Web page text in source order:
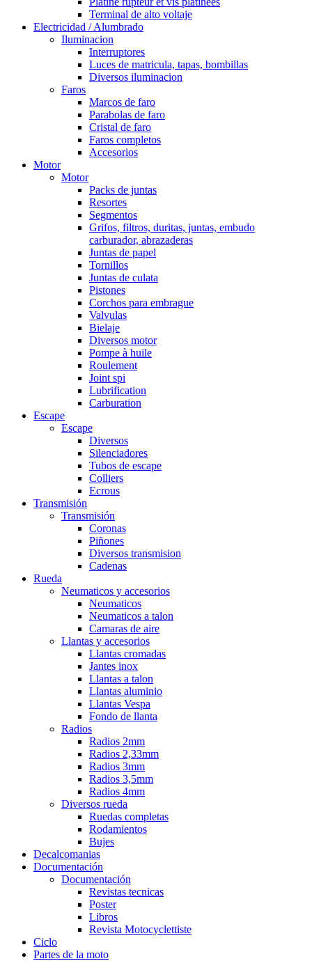
Terminal de alto voltaje
Electricidad / Alumbrado
Iluminacion
Interruptores
Luces de matricula, tapas, bombillas
Diversos iluminacion
Faros
Marcos de faro
Parabolas de faro
Cristal de faro
Faros completos
Accesorios
Motor
Motor
Packs de juntas
Resortes
Segmentos
Grifos, filtros, duritas, juntas, embudo
carburador, abrazaderas
Juntas de papel
Tornillos
Juntas de culata
Pistones
Corchos para embrague
Valvulas
Bielaje
Diversos motor
Pompe à huile
Roulement
Joint spi
Lubrification
Carburation
Escape
Escape
Diversos
Silenciadores
Tubos de escape
Colliers
Ecrous
Transmisión
Transmisión
Coronas
Piñones
Diversos transmision
Cadenas
Rueda
Neumaticos y accesorios
Neumaticos
Neumaticos a talon
Camaras de aire
Llantas y accesorios
Llantas cromadas
Jantes inox
Llantas a talon
Llantas aluminio
Llantas Vespa
Fondo de llanta
Radios
Radios 2mm
Radios 2,33mm
Radios 3mm
Radios 3,5mm
Radios 4mm
Diversos rueda
Ruedas completas
Rodamientos
Bujes
Decalcomanias
Documentación
Documentación
Revistas tecnicas
Poster
Libros
Revista Motocyclettiste
Ciclo
Partes de la moto